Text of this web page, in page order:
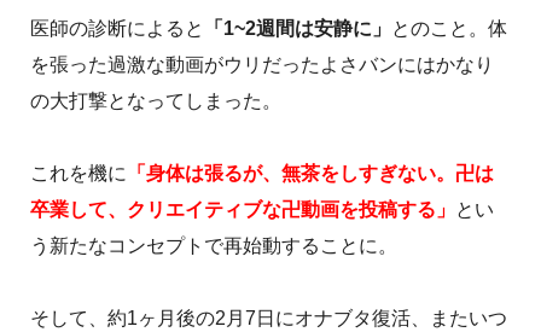
医師の診断によると 「1~2週間は安静に」 とのこと。体
を張った過激な動画がウリだったよさバンにはかなり
の大打撃となってしまった。
これを機に
「身体は張るが、無茶をしすぎない。卍は
卒業して、クリエイティブな卍動画を投稿する」 とい
う新たなコンセプトで再始動することに。
そして、約1ヶ月後の2月7日にオナブタ復活、またいつ